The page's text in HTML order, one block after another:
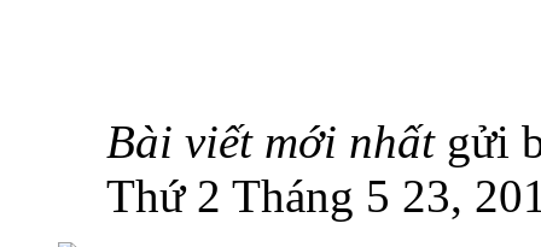
Bài viết mới nhất gửi
Thứ 2 Tháng 5 23,